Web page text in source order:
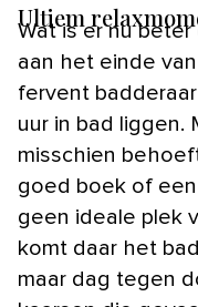
Ultiem
Wat is er nu beter dan een lang bad nemen
aan het einde
fervent
uur in bad liggen.
misschien
goed boek of
geen ideale plek
komt daar het
maar dag tegen